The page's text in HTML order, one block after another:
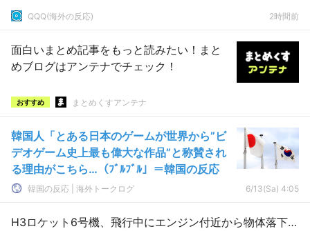
QQQ(海外の反応) 2時間前
面白いまとめ記事をもっと読みたい！まと
めブログはアンテナでチェック！
おすすめ まとめくすアンテナ
韓国人「とある日本のゲームが世界から”ビ
デオゲーム史上最も偉大な作品”と称賛され
る理由がこちら…（ﾌﾞﾙﾌﾞﾙ」＝韓国の反応
韓国の反応 | 海外トークログ 6/13(Sa) 4:05
H3ロケット6号機、飛行中にエンジン付近から物体落下…